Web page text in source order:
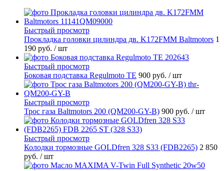
Быстрый просмотр
Прокладка головки цилиндра дв. K172FMM Baltmotors 1
190 руб. / шт
Быстрый просмотр
Боковая подставка Regulmoto TE 900 руб. / шт
Быстрый просмотр
Трос газа Baltmotors 200 (QM200-GY-B) 900 руб. / шт
Быстрый просмотр
Колодки тормозные GOLDfren 328 S33 (FDB2265) 2 850
руб. / шт